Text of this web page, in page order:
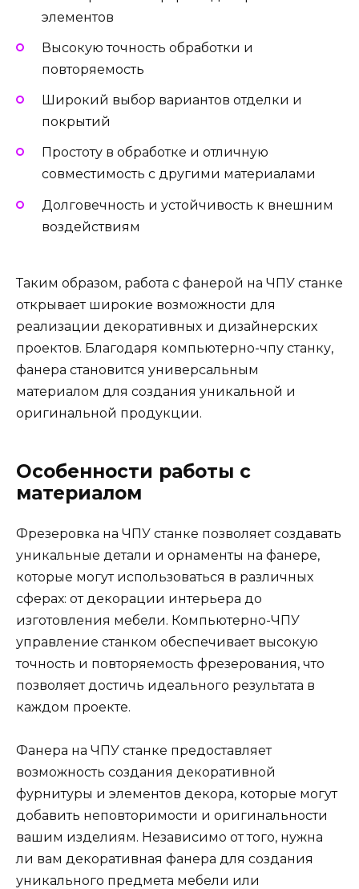
элементов
Высокую точность обработки и
повторяемость
Широкий выбор вариантов отделки и
покрытий
Простоту в обработке и отличную
совместимость с другими материалами
Долговечность и устойчивость к внешним
воздействиям
Таким образом, работа с фанерой на ЧПУ станке
открывает широкие возможности для
реализации декоративных и дизайнерских
проектов. Благодаря компьютерно-чпу станку,
фанера становится универсальным
материалом для создания уникальной и
оригинальной продукции.
Особенности работы с
материалом
Фрезеровка на ЧПУ станке позволяет создавать
уникальные детали и орнаменты на фанере,
которые могут использоваться в различных
сферах: от декорации интерьера до
изготовления мебели. Компьютерно-ЧПУ
управление станком обеспечивает высокую
точность и повторяемость фрезерования, что
позволяет достичь идеального результата в
каждом проекте.
Фанера на ЧПУ станке предоставляет
возможность создания декоративной
фурнитуры и элементов декора, которые могут
добавить неповторимости и оригинальности
вашим изделиям. Независимо от того, нужна
ли вам декоративная фанера для создания
уникального предмета мебели или